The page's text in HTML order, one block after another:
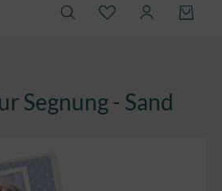
Segnung - Sand